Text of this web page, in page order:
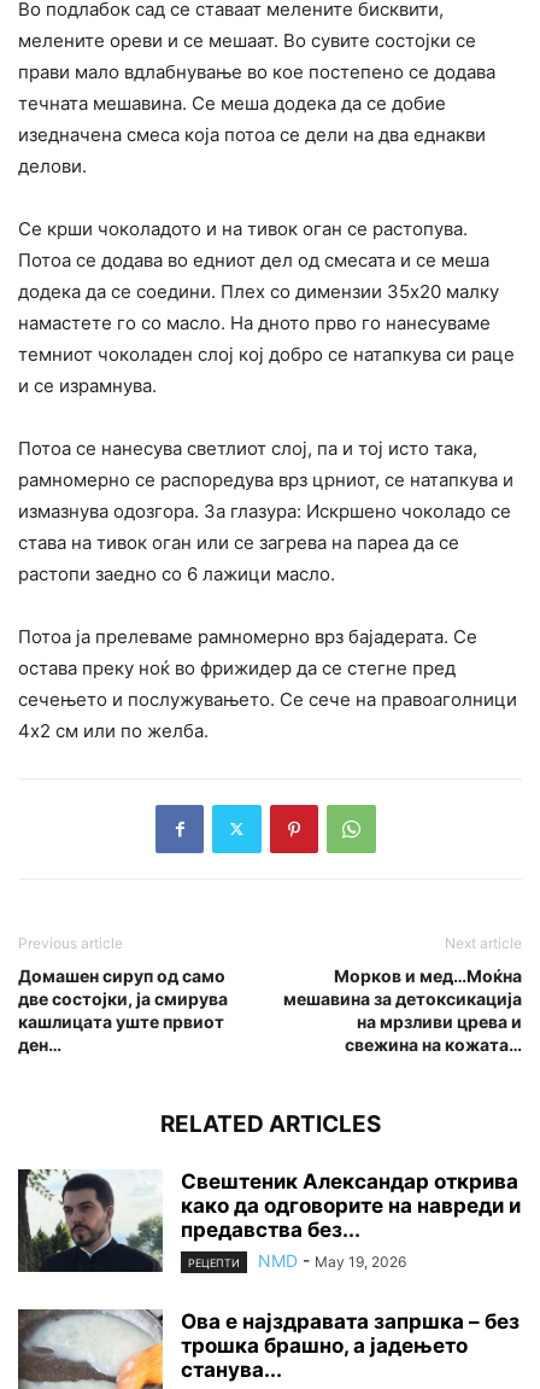
Во подлабок сад се ставаат мелените бисквити,
мелените ореви и се мешаат. Во сувите состојки се
прави мало вдлабнување во кое постепено се додава
течната мешавина. Се меша додека да се добие
изедначена смеса која потоа се дели на два еднакви
делови.
Се крши чоколадото и на тивок оган се растопува.
Потоа се додава во едниот дел од смесата и се меша
додека да се соедини. Плех со димензии 35х20 малку
намастете го со масло. На дното прво го нанесуваме
темниот чоколаден слој кој добро се натапкува си раце
и се израмнува.
Потоа се нанесува светлиот слој, па и тој исто така,
рамномерно се распоредува врз црниот, се натапкува и
измазнува одозгора. За глазура: Искршено чоколадо се
става на тивок оган или се загрева на пареа да се
растопи заедно со 6 лажици масло.
Потоа ја прелеваме рамномерно врз бајадерата. Се
остава преку ноќ во фрижидер да се стегне пред
сечењето и послужувањето. Се сече на правоаголници
4х2 см или по желба.
Previous article
Домашен сируп од само
две состојки, ја смирува
кашлицата уште првиот
ден…
Next article
Морков и мед…Моќна
мешавина за детоксикација
на мрзливи црева и
свежина на кожата…
RELATED ARTICLES
Свештеник Александар открива
како да одговорите на навреди и
предавства без...
РЕЦЕПТИ NMD - May 19, 2026
Ова е најздравата запршка – без
трошка брашно, а јадењето
станува...